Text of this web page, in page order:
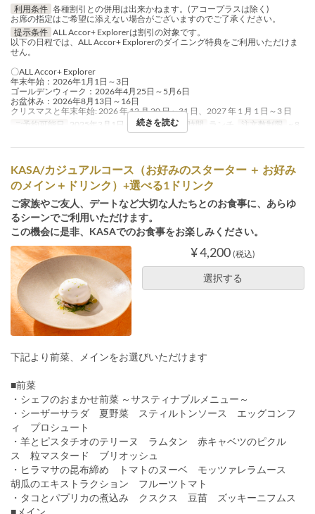
利用条件 各種割引との併用は出来かねます。(アコープラスは除く)
お席の指定はご希望に添えない場合がございますのでご了承ください。
提示条件 ALL Accor+ Explorerは割引の対象です。
以下の日程では、ALL Accor+ Explorerのダイニング特典をご利用いただけま
せん。
〇ALL Accor+ Explorer
年末年始：2026年1月1日～3日
ゴールデンウィーク：2026年4月25日～5月6日
お盆休み：2026年8月13日～16日
クリスマスと年末年始: 2026 年 12 月 20 日～31 日、2027 年 1 月 1 日～3 日
ご予約可能日
2025年3月1日 ~ 8月31日 食事時間 ランチ 注文数制限 ~ 8
続きを読む
KASA/カジュアルコース（お好みのスターター ＋ お好み
のメイン＋ドリンク）+選べる1ドリンク
ご家族やご友人、デートなど大切な人たちとのお食事に、あらゆ
るシーンでご利用いただけます。
この機会に是非、KASAでのお食事をお楽しみください。
¥ 4,200 (税込)
選択する
下記より前菜、メインをお選びいただけます
■前菜
・シェフのおまかせ前菜 ～サスティナブルメニュー～
・シーザーサラダ 夏野菜 スティルトンソース エッグコンフ
ィ プロシュート
・羊とピスタチオのテリーヌ ラムタン 赤キャベツのピクル
ス 粒マスタード ブリオッシュ
・ヒラマサの昆布締め トマトのヌーベ モッツァレラムース
胡瓜のエキストラクション フルーツトマト
・タコとパプリカの煮込み クスクス 豆苗 ズッキーニフムス